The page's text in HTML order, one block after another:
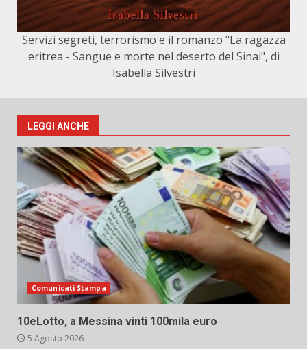
Servizi segreti, terrorismo e il romanzo "La ragazza
eritrea - Sangue e morte nel deserto del Sinai", di
Isabella Silvestri
LEGGI ANCHE
Comunicati Stampa
10eLotto, a Messina vinti 100mila euro
5 Agosto 2026